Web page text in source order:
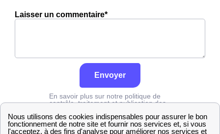
Laisser un commentaire*
Envoyer
En savoir plus sur notre politique de
contrôle, traitement et publication des